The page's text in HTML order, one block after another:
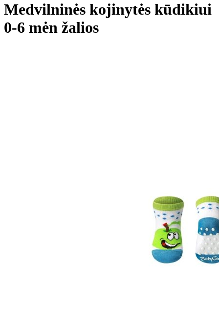
Medvilninės kojinytės kūdikiui
0-6 mėn žalios